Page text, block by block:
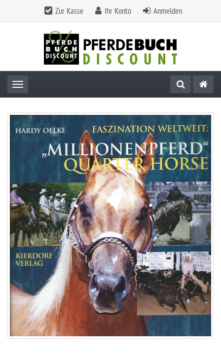
Zur Kasse Ihr Konto Anmelden
Toggle navigation